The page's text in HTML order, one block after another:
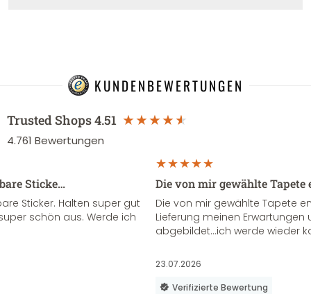
KUNDENBEWERTUNGEN
Trusted Shops4.51
4.761 Bewertungen
Sticke…
Sticker. Halten super gut
schön aus. Werde ich
Die von mir gewählte
Die von mir gewählte Tapete
Lieferung meinen Erwartungen
abgebildet...ich werde wieder
23.07.2026
Verifizierte Bewertung